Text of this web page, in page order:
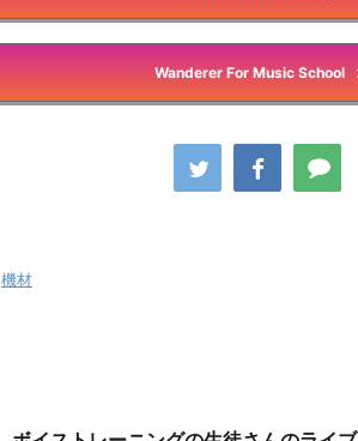
Wanderer For Music School
機材